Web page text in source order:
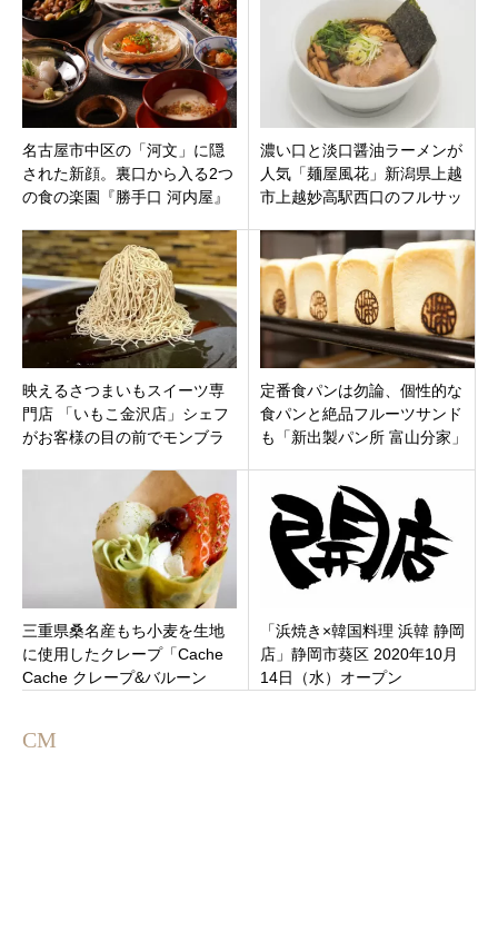
名古屋市中区の「河文」に隠
された新顔。裏口から入る2つ
の食の楽園『勝手口 河内屋』
オープン！
濃い口と淡口醤油ラーメンが
人気「麺屋風花」新潟県上越
市上越妙高駅西口のフルサッ
映えるさつまいもスイーツ専
門店 「いもこ金沢店」シェフ
がお客様の目の前でモンブラ
定番食パンは勿論、個性的な
食パンと絶品フルーツサンド
も「新出製パン所 富山分家」
三重県桑名産もち小麦を生地
に使用したクレープ「Cache
Cache クレープ&バルーン
「浜焼き×韓国料理 浜韓 静岡
店」静岡市葵区 2020年10月
14日（水）オープン
CM